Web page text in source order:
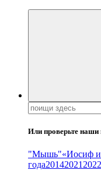
Поиск:
Или проверьте наши
"Мышь"«Иосиф и
года20142021 2022